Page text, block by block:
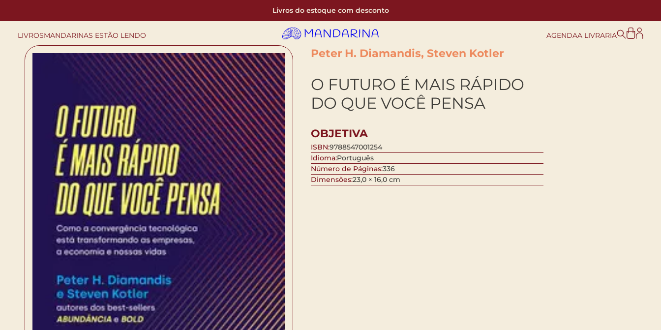
Livros do estoque com desconto
LIVROSMANDARINAS ESTÃO LENDO AGENDAA LIVRARIA
Peter H. Diamandis, Steven Kotler
O FUTURO É MAIS RÁPIDO
DO QUE VOCÊ PENSA
OBJETIVA
ISBN:9788547001254
Idioma:Português
Número de Páginas:336
Dimensões:23,0 × 16,0 cm